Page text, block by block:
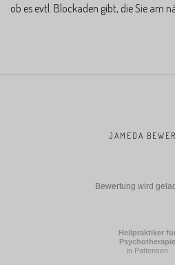
ob es evtl. Blockaden gibt, die Sie am
JAMEDA
Bewertung wird
Heilpraktiker
Psychotherapie
in Pattensen